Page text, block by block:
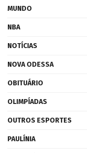
MUNDO
NBA
NOTÍCIAS
NOVA ODESSA
OBITUÁRIO
OLIMPÍADAS
OUTROS ESPORTES
PAULÍNIA